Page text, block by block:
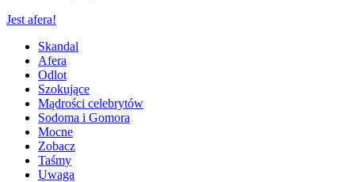
Jest afera!
Skandal
Afera
Odlot
Szokujące
Mądrości celebrytów
Sodoma i Gomora
Mocne
Zobacz
Taśmy
Uwaga